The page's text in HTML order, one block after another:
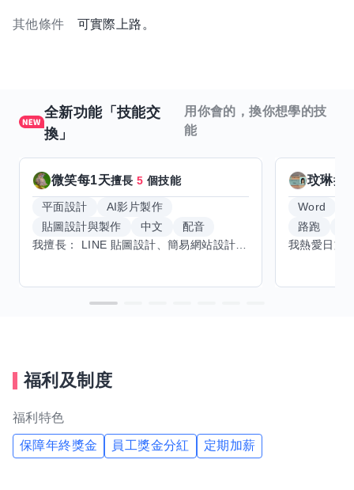
其他條件 可實際上路。
全新功能「技能交
換」
用你會的，換你想學的技
能
微笑每1天擅長5 個技能
平面設計
AI影片製作
貼圖設計與製作
中文
配音
玟琳擅
Word
路跑
福利及制度
福利特色
保障年終獎金 員工獎金分紅 定期加薪